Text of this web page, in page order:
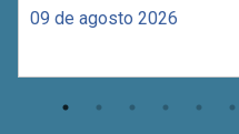
09 de agosto 2026